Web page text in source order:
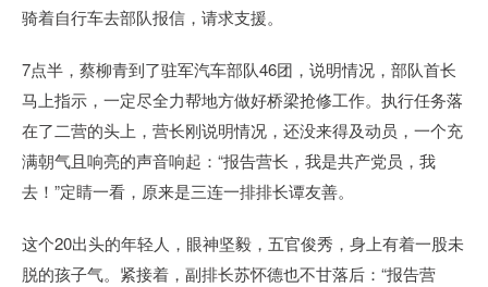
骑着自行车去部队报信，请求支援。
7点半，蔡柳青到了驻军汽车部队46团，说明情况，部队首长
马上指示，一定尽全力帮地方做好桥梁抢修工作。执行任务落
在了二营的头上，营长刚说明情况，还没来得及动员，一个充
满朝气且响亮的声音响起：“报告营长，我是共产党员，我
去！”定睛一看，原来是三连一排排长谭友善。
这个20出头的年轻人，眼神坚毅，五官俊秀，身上有着一股未
脱的孩子气。紧接着，副排长苏怀德也不甘落后：“报告营